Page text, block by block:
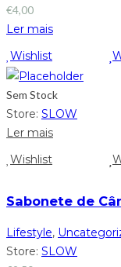
€4,00
Ler mais
Wishlist
Sem Stock
Store: SLOW
Ler mais
Wishlist
Sabonete de
Lifestyle,
Store: SLOW